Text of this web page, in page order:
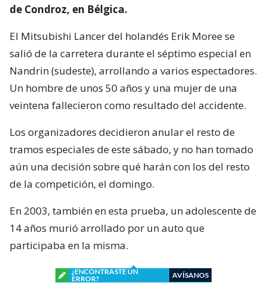
de Condroz, en Bélgica.
El Mitsubishi Lancer del holandés Erik Moree se
salió de la carretera durante el séptimo especial en
Nandrin (sudeste), arrollando a varios espectadores.
Un hombre de unos 50 años y una mujer de una
veintena fallecieron como resultado del accidente.
Los organizadores decidieron anular el resto de
tramos especiales de este sábado, y no han tomado
aún una decisión sobre qué harán con los del resto
de la competición, el domingo.
En 2003, también en esta prueba, un adolescente de
14 años murió arrollado por un auto que
participaba en la misma.
¿ENCONTRASTE UN
ERROR?
AVÍSANOS